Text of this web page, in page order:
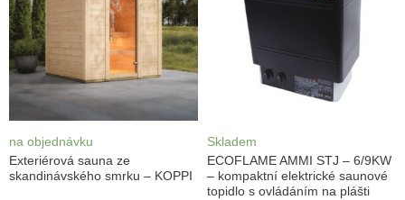
na objednávku
Exteriérová sauna ze
skandinávského smrku – KOPPI
Skladem
ECOFLAME AMMI STJ – 6/9KW
– kompaktní elektrické saunové
topidlo s ovládáním na plášti